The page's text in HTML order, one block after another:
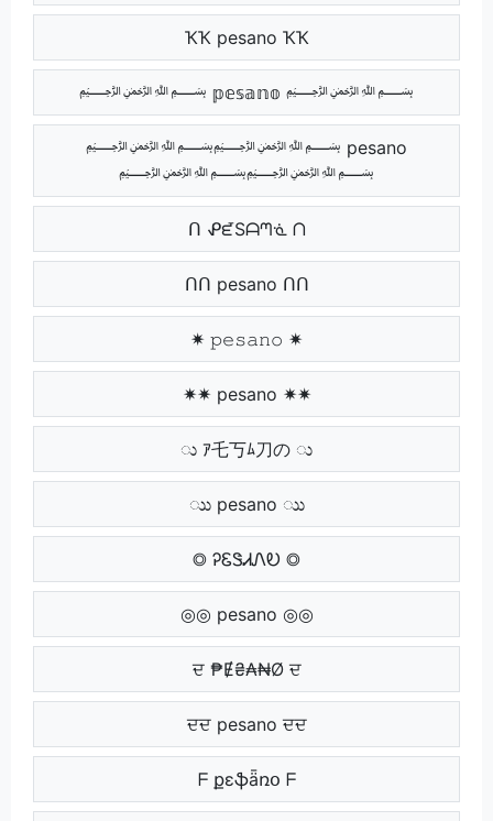
ҠҠ pesano ҠҠ
﷽ 𝕡𝕖𝕤𝕒𝕟𝕠 ﷽
﷽﷽ pesano
﷽﷽
ᑎ ᕵᘿSᗩᘉᓍ ᑎ
ᑎᑎ pesano ᑎᑎ
✷ 𝚙𝚎𝚜𝚊𝚗𝚘 ✷
✷✷ pesano ✷✷
ು ｱ乇丂ﾑ刀の ು
ುು pesano ುು
◎ ᎮᏋᏕᏗᏁᎧ ◎
◎◎ pesano ◎◎
ਦ ₱Ɇ₴₳₦Ø ਦ
ਦਦ pesano ਦਦ
ᖴ քɛֆǟռօ ᖴ